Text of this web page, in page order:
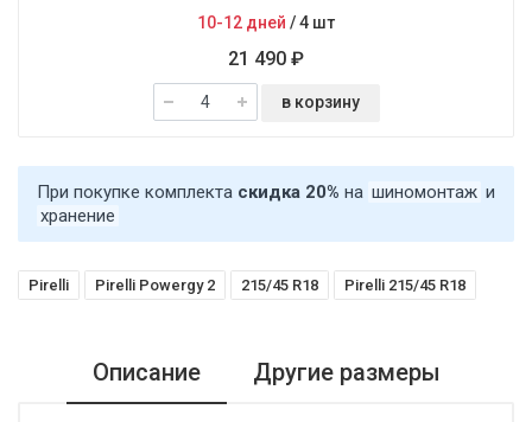
10-12 дней /4 шт
21 490 ₽
в корзину
При покупке комплекта скидка 20% на шиномонтаж и
хранение
Pirelli Pirelli Powergy 2 215/45 R18 Pirelli 215/45 R18
Описание Другие размеры